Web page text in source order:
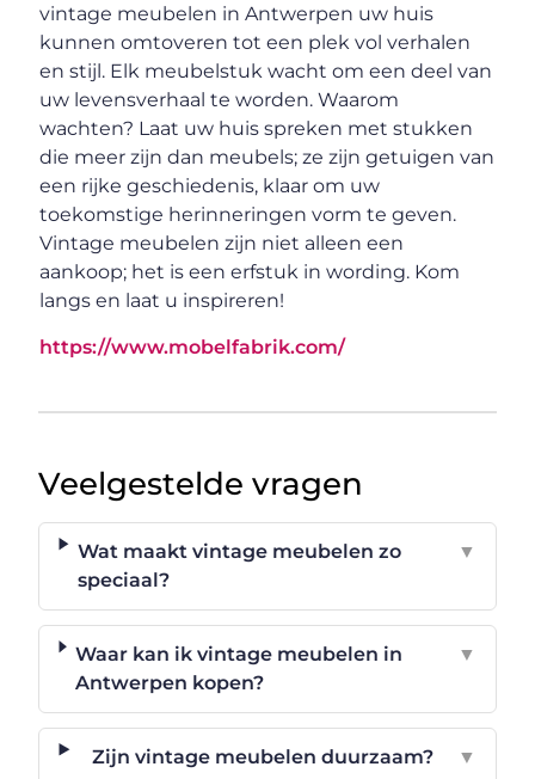
vintage meubelen in Antwerpen uw huis
kunnen omtoveren tot een plek vol verhalen
en stijl. Elk meubelstuk wacht om een deel van
uw levensverhaal te worden. Waarom
wachten? Laat uw huis spreken met stukken
die meer zijn dan meubels; ze zijn getuigen van
een rijke geschiedenis, klaar om uw
toekomstige herinneringen vorm te geven.
Vintage meubelen zijn niet alleen een
aankoop; het is een erfstuk in wording. Kom
langs en laat u inspireren!
https://www.mobelfabrik.com/
Veelgestelde vragen
Wat maakt vintage meubelen zo
speciaal?
▼
Waar kan ik vintage meubelen in
Antwerpen kopen?
▼
Zijn vintage meubelen duurzaam? ▼